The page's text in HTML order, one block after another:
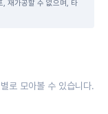
, 재가공할 수 없으며, 타
로 모아볼 수 있습니다.